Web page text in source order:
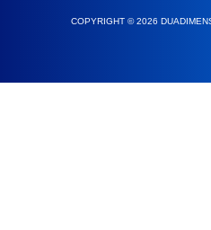
COPYRIGHT © 2026